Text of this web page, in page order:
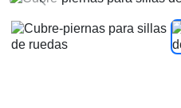
Previous